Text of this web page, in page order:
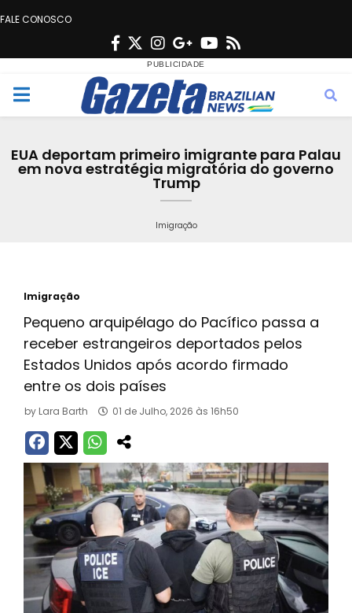
FALE CONOSCO
F
c
e
o
T
w
i
t
e
r
n
s
t
g
r
a
m
G
o
o
g
e
Y
u
t
b
s
M
n
EUA deportam primeiro imigrante para Palau
em nova estratégia migratória do governo
Trump
Imigração
Imigração
Pequeno arquipélago do Pacífico passa a
receber estrangeiros deportados pelos
Estados Unidos após acordo firmado
entre os dois países
by Lara Barth 01 de Julho, 2026 às 16h50